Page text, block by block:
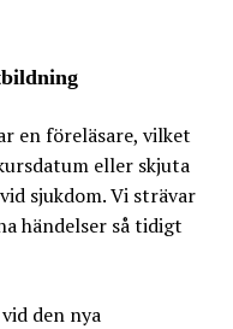
en föreläsare, vilket
eller skjuta
sjukdom. Vi strävar
händelser så tidigt
den nya